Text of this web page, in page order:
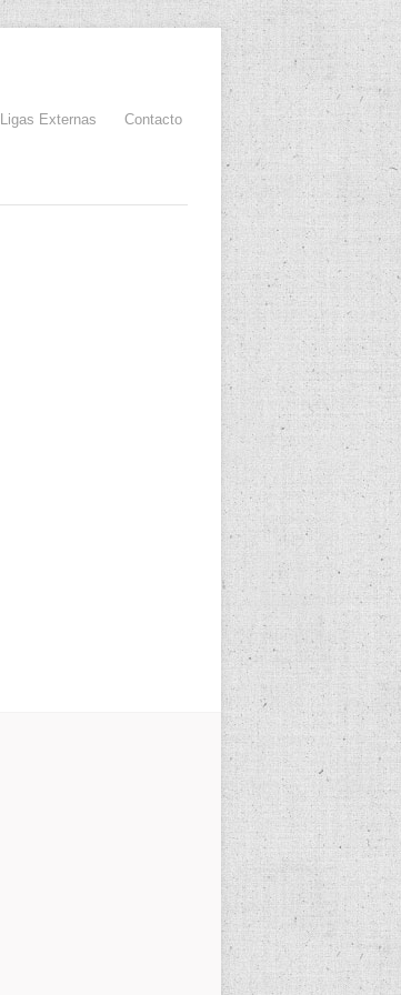
Ligas Externas Contacto